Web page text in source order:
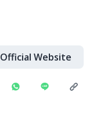
Official Website